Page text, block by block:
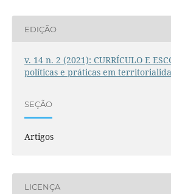
EDIÇÃO
v. 14 n. 2 (2021): CURRÍCULO E
políticas e práticas em
SEÇÃO
Artigos
LICENÇA